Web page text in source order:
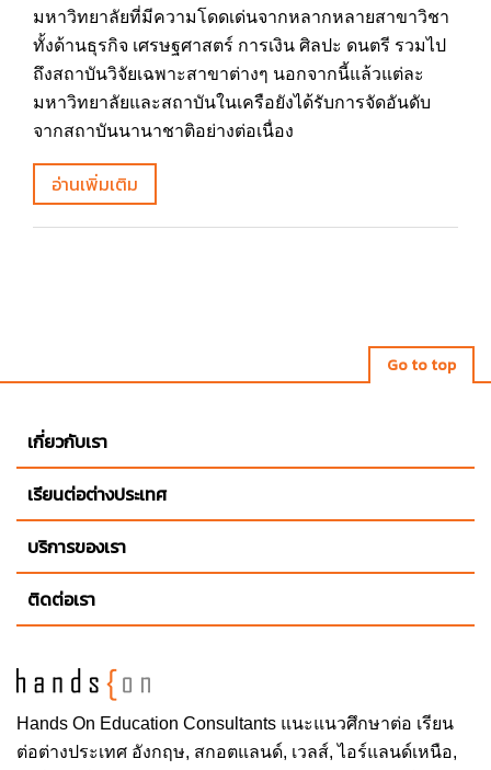
มหาวิทยาลัยที่มีความโดดเด่นจากหลากหลายสาขาวิชา
ทั้งด้านธุรกิจ เศรษฐศาสตร์ การเงิน ศิลปะ ดนตรี รวมไป
ถึงสถาบันวิจัยเฉพาะสาขาต่างๆ นอกจากนี้แล้วแต่ละ
มหาวิทยาลัยและสถาบันในเครือยังได้รับการจัดอันดับ
จากสถาบันนานาชาติอย่างต่อเนื่อง
อ่านเพิ่มเติม
Go to top
Hands On Education Consultants แนะแนวศึกษาต่อ เรียน
ต่อต่างประเทศ อังกฤษ, สกอตแลนด์, เวลส์, ไอร์แลนด์เหนือ,
เกี่ยวกับเรา
เรียนต่อต่างประเทศ
บริการของเรา
ติดต่อเรา